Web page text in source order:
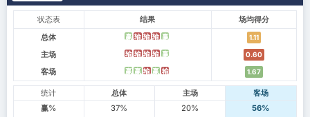
状态表 结果
场均得分
总体
赢 输 输 输 赢 1.11
主场 输 输 输 输 赢 0.60
客场 赢 赢 输 赢 输 1.67
统计 总体 主场
客场
赢%
37% 20%
56%